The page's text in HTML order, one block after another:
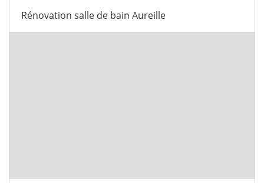
Rénovation salle de bain Aureille